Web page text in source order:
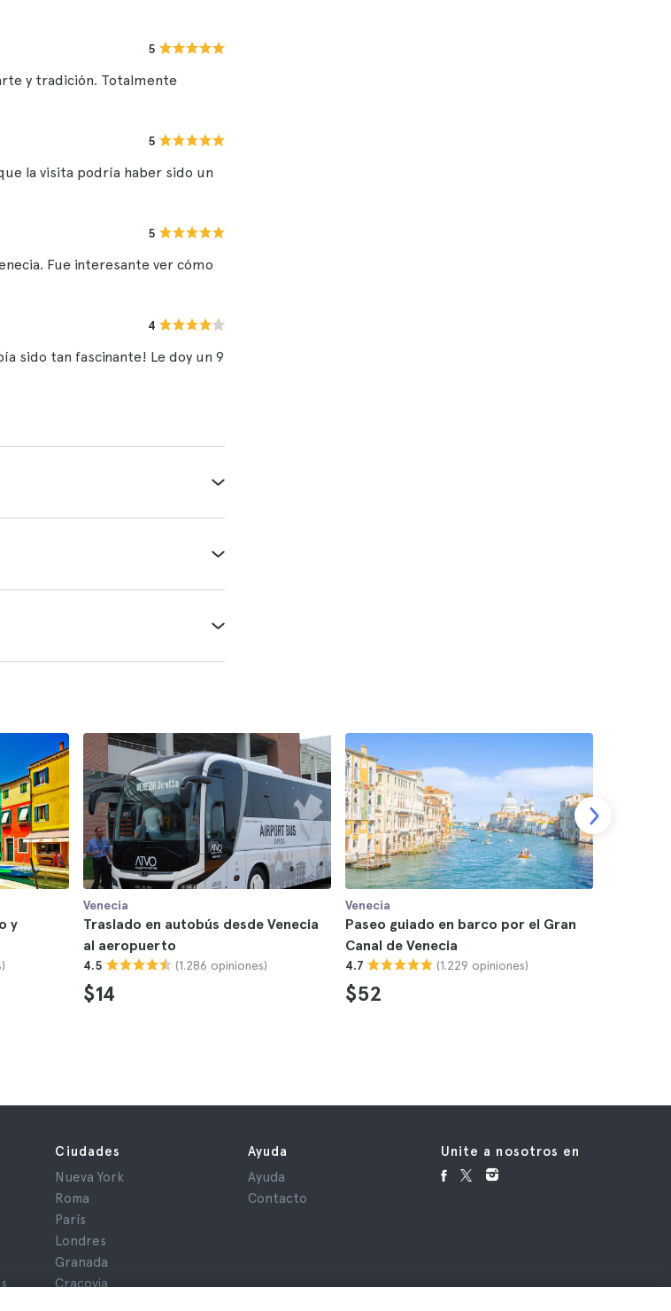
5
y tradición. Totalmente
5
la visita podría haber sido un
5
Fue interesante ver cómo
4
sido tan fascinante! Le doy un 9
y
Venecia
Traslado en autobús desde Venecia
al aeropuerto
4.5 (1.286 opiniones)
$14
Venecia
Paseo guiado en barco por el Gran
Canal de Venecia
4.7 (1.229 opiniones)
$52
Ciudades
Nueva York
Roma
París
Londres
Granada
Cracovia
Ayuda
Ayuda
Contacto
Unite a nosotros en